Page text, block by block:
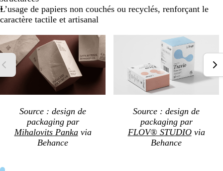
L’usage de papiers non couchés ou recyclés, renforçant le
caractère tactile et artisanal
Source : design de
packaging par
Mihalovits Pankavia
Behance
Source : design de
packaging par
FLOV® STUDIOvia
Behance